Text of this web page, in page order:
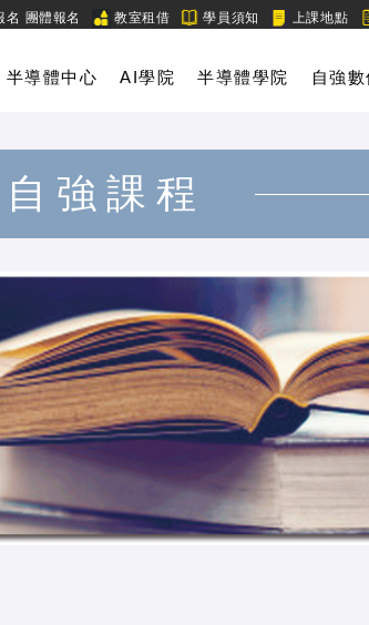
半導體中心 AI學院 半導體學院 自強
名 團體報名 教室租借 學員須知 上課地點
自強課程